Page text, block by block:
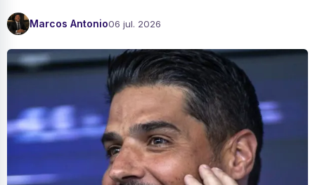
Marcos Antonio06 jul. 2026